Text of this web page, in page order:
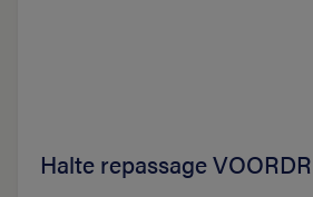
Halte repassage